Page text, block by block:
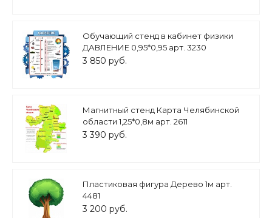
Обучающий стенд в кабинет физики
ДАВЛЕНИЕ 0,95*0,95 арт. 3230
3 850 руб.
Магнитный стенд Карта Челябинской
области 1,25*0,8м арт. 2611
3 390 руб.
Пластиковая фигура Дерево 1м арт.
4481
3 200 руб.